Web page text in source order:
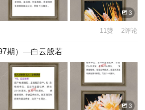
3
11赞 2评论
期）—白云般若
3